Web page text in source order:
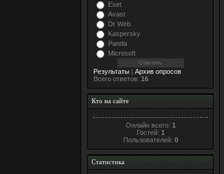
Eset
Avast
Dr Web
Kaspersky
Panda
Microsoft
Результаты | Архив опросов
Всего ответов: 16
Кто на сайте
Онлайн всего: 1
Гостей: 1
Пользователей: 0
Статистика